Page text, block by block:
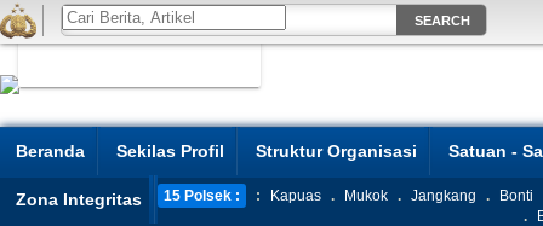
Beranda Sekilas Profil Struktur Organisasi Satuan -
Zona Integritas 15 Polsek : : Kapuas . Mukok . Jangkang .
Bonti
.